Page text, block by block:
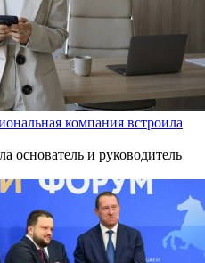
компания встроила
основатель и руководитель